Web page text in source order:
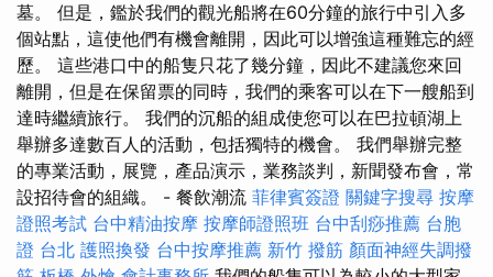
墓。 但是，鑑於我們的觀光船將在60分鐘的旅行中引入多
個站點，這使他們有機會離開，因此可以增強這種難忘的經
歷。 這些港口中的船隻只花了幾分鐘，因此不建議您來回
離開，但是在保留票的同時，我們的乘客可以在下一艘船到
達時繼續旅行。 我們的沉船的組成使您可以在巴拉頓湖上
舉辦多達數百人的活動，包括獨特的機會。 我們舉辦完整
的專業活動，展覽，產品演示，業務談判，新聞發布會，常
設招待會的組織。 - 餐飲潮流 菲律賓簽證 關鍵字搜尋 按摩
證照考試 台中精油按摩 按摩師證照班 台中刮痧推薦 台胞
證 台北 護照換發 台中按摩推薦 新竹 撥筋 顏面神經失調撥